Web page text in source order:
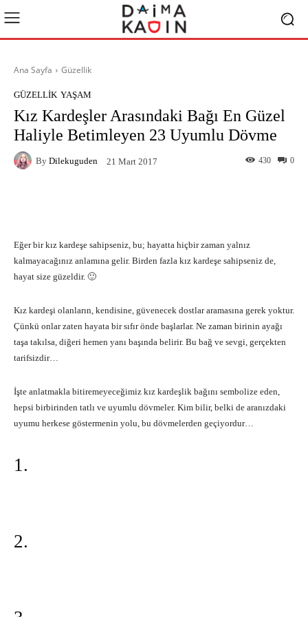
Ana Sayfa Güzellik
GÜZELLIK YAŞAM
Kız Kardeşler Arasındaki Bağı En Güzel
Haliyle Betimleyen 23 Uyumlu Dövme
By Dilekuguden 21 Mart 2017 0
430
Eğer bir kız kardeşe sahipseniz, bu; hayatta hiçbir zaman yalnız
kalmayacağınız anlamına gelir. Birden fazla kız kardeşe sahipseniz de,
hayat size güzeldir. 🙂
Kız kardeşi olanların, kendisine, güvenecek dostlar aramasına gerek yoktur.
Çünkü onlar zaten hayata bir sıfır önde başlarlar. Ne zaman birinin ayağı
taşa takılsa, diğeri hemen yanı başında belirir. Bu bağ ve sevgi, gerçekten
tarifsizdir…
İşte anlatmakla bitiremeyeceğimiz kız kardeşlik bağını sembolize eden,
hepsi birbirinden tatlı ve uyumlu dövmeler. Kim bilir, belki de aranızdaki
uyumu herkese göstermenin yolu, bu dövmelerden geçiyordur…
1.
2.